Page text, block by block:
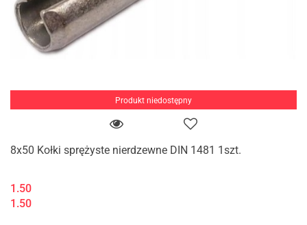
Produkt niedostępny
8x50 Kołki sprężyste nierdzewne DIN 1481 1szt.
1.50
1.50